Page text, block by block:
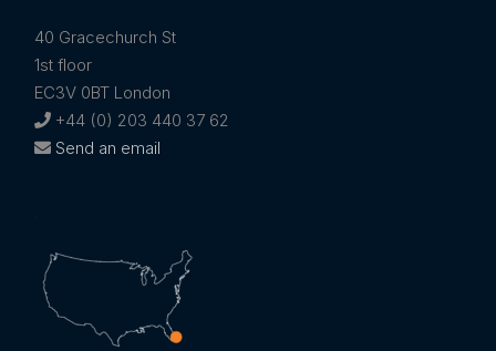
40 Gracechurch St
1st floor
EC3V 0BT London
+44 (0) 203 440 37 62
Send an email